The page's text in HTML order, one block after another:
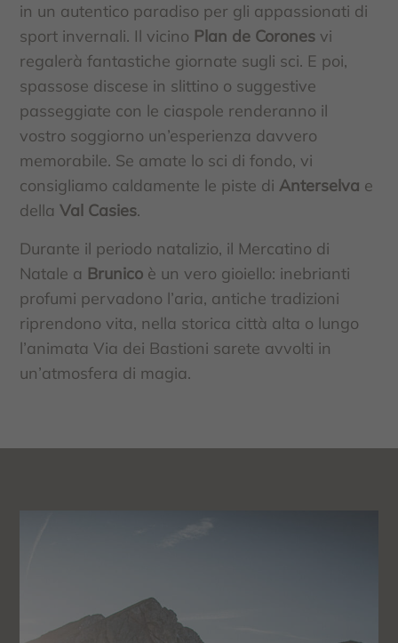
in un autentico paradiso per gli appassionati di
sport invernali. Il vicino Plan de Corones vi
regalerà fantastiche giornate sugli sci. E poi,
spassose discese in slittino o suggestive
passeggiate con le ciaspole renderanno il
vostro soggiorno un’esperienza davvero
memorabile. Se amate lo sci di fondo, vi
consigliamo caldamente le piste diAnterselva e
dellaVal Casies.
Durante il periodo natalizio, il Mercatino di
Natale a Brunico è un vero gioiello: inebrianti
profumi pervadono l’aria, antiche tradizioni
riprendono vita, nella storica città alta o lungo
l’animata Via dei Bastioni sarete avvolti in
un’atmosfera di magia.